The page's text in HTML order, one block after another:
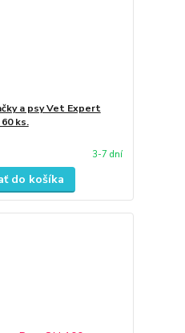
a psy Vet Expert
ks.
3-7 dní
do košíka